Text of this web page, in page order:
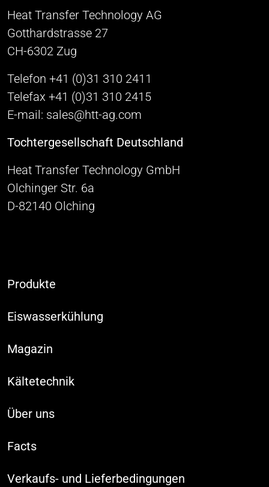
Heat Transfer Technology AG
Gotthardstrasse 27
CH-6302 Zug
Telefon +41 (0)31 310 2411
Telefax +41 (0)31 310 2415
E-mail: sales@htt-ag.com
Tochtergesellschaft Deutschland
Heat Transfer Technology GmbH
Olchinger Str. 6a
D-82140 Olching
Produkte
Eiswasserkühlung
Magazin
Kältetechnik
Über uns
Facts
Verkaufs- und Lieferbedingungen